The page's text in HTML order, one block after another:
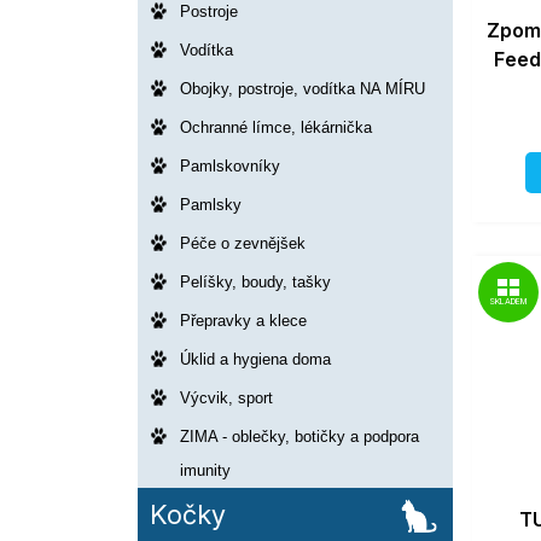
Postroje
Vodítka
Obojky, postroje, vodítka NA MÍRU
Ochranné límce, lékárnička
Pamlskovníky
Pamlsky
Péče o zevnějšek
Pelíšky, boudy, tašky
Přepravky a klece
Úklid a hygiena doma
Výcvik, sport
ZIMA - oblečky, botičky a podpora
imunity
Kočky
SKLADEM